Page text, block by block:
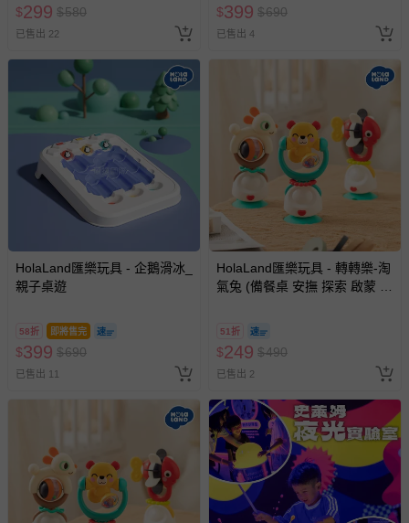
$299 $580
已售出 22
$399 $690
已售出 4
HolaLand匯樂玩具 - 企鵝滑冰_
親子桌遊
58折 即將售完
$399 $690
已售出 11
HolaLand匯樂玩具 - 轉轉樂-淘
氣兔 (備餐桌 安撫 探索 啟蒙 寶
51折
$249 $490
已售出 2